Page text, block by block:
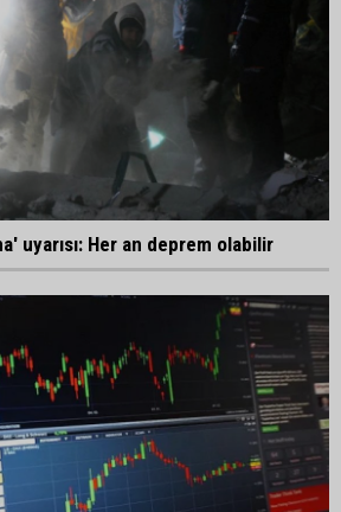
uyarısı: Her an deprem olabilir